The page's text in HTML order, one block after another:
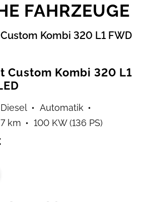
FAHRZEUGE
Custom Kombi 320 L1
Diesel
Automatik
7 km 100 KW (136 PS)